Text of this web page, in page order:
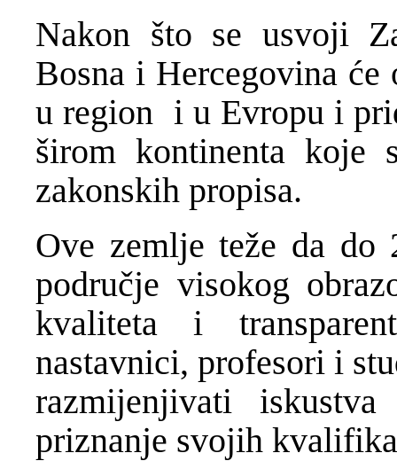
Nakon što se usvoji
Bosna i Hercegovina
u region i u Evropu i
širom kontinenta koje
zakonskih propisa.
Ove zemlje teže da do
područje visokog
kvaliteta i
nastavnici, profesori i
razmijenjivati
priznanje svojih